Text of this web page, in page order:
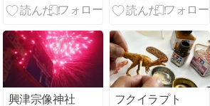
援隊を構成す
艦・多用途支
援艦の製作
興津宗像神社
フクイラプト